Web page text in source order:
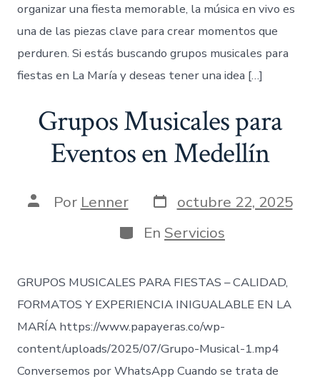
organizar una fiesta memorable, la música en vivo es
una de las piezas clave para crear momentos que
perduren. Si estás buscando grupos musicales para
fiestas en La María y deseas tener una idea […]
Grupos Musicales para
Eventos en Medellín
AutorPor Lenner Fecha
de
publicación
octubre 22, 2025
Categorías
En Servicios
GRUPOS MUSICALES PARA FIESTAS – CALIDAD,
FORMATOS Y EXPERIENCIA INIGUALABLE EN LA
MARÍA https://www.papayeras.co/wp-
content/uploads/2025/07/Grupo-Musical-1.mp4
Conversemos por WhatsApp Cuando se trata de